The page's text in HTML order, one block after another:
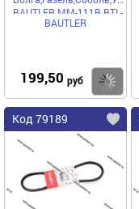
BAUTLER ММ-111В BTL-
3302OPSBAUTLER
199,50 руб
Код 79189